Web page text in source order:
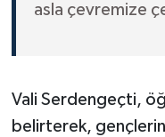
asla çevremize
Vali Serdengeçti,
belirterek,